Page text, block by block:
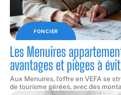
FONCIER
Les Menuires
avantages et pièges à
Aux Menuires, l'offre en VEFA se
de tourisme gérées, avec des